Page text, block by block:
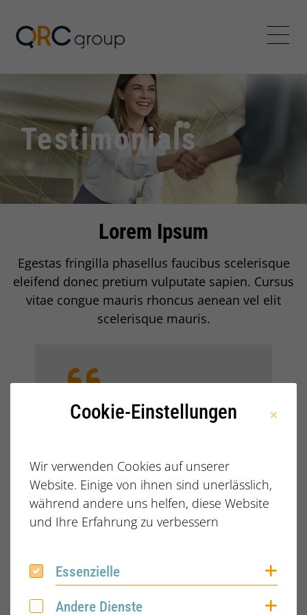
Jörg Speikamp
Testimonials
Einleitung
Lorem Ipsum
Egestas fringilla phasellus faucibus scelerisque
eleifend donec pretium vulputate sapien. Cursus
vitae congue mauris rhoncus aenean vel elit
scelerisque mauris.
Bewertung:
Nunc congue nisi vitae
In iaculis nunc sed augue
lacus. Lorem ipsum dolor sit
amet consectetur adipiscing.
Libero nunc consequat
Cookie-Einstellungen
Wir verwenden Cookies auf unserer
Website. Einige von ihnen sind unerlässlich,
während andere uns helfen, diese Website
und Ihre Erfahrung zu verbessern
Essenzielle
Essenzielle
Andere Dienste
Andere Dienste